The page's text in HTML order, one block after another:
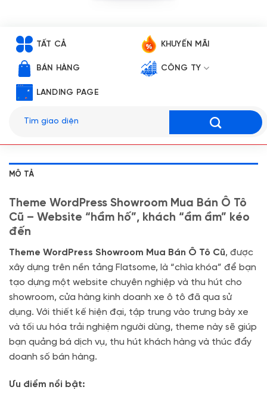
TẤT CẢ KHUYẾN MÃI
BÁN HÀNG CÔNG TY
LANDING PAGE
kiếm:
MÔ TẢ
Theme WordPress Showroom Mua Bán Ô Tô
Cũ – Website “hầm hố”, khách “ầm ầm” kéo
đến
Theme WordPress Showroom Mua Bán Ô Tô Cũ, được
xây dựng trên nền tảng Flatsome, là “chìa khóa” để bạn
tạo dựng một website chuyên nghiệp và thu hút cho
showroom, cửa hàng kinh doanh xe ô tô đã qua sử
dụng. Với thiết kế hiện đại, tập trung vào trưng bày xe
và tối ưu hóa trải nghiệm người dùng, theme này sẽ giúp
bạn quảng bá dịch vụ, thu hút khách hàng và thúc đẩy
doanh số bán hàng.
Ưu điểm nổi bật: